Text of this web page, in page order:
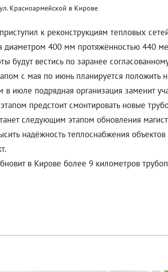
к реконструкциям тепловых
диаметром 400 мм протяжённостью 440
будут вестись по заранее
с мая по июнь планируется положить
июле подрядная организация заменит
предстоит смонтировать новые
следующим этапом обновления
надёжность теплоснабжения
в Кирове более 9 километров